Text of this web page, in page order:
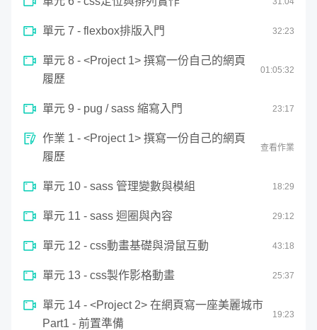
於螢幕之上⋯⋯
如果這些如果可以成真，就可以創造網頁的
生命力，走出單純 UI 框架的套疊！
搭配學習地圖，快速理解四階段課程內容
單元 7 - flexbox排版入門 32:23
單元 8 - <Project 1> 撰寫一份自己的網頁
履歷
01:05:32
單元 9 - pug / sass 縮寫入門 23:17
作業 1 - <Project 1> 撰寫一份自己的網頁
履歷
查看作業
單元 10 - sass 管理變數與模組 18:29
單元 11 - sass 迴圈與內容 29:12
單元 12 - css動畫基礎與滑鼠互動 43:18
單元 13 - css製作影格動畫 25:37
單元 14 - <Project 2> 在網頁寫一座美麗城市
Part1 - 前置準備
19:23